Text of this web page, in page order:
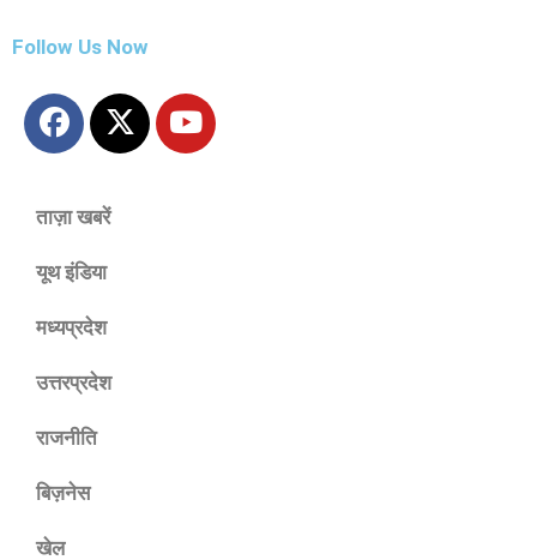
Follow Us Now
ताज़ा खबरें
यूथ इंडिया
मध्यप्रदेश
उत्तरप्रदेश
राजनीति
बिज़नेस
खेल